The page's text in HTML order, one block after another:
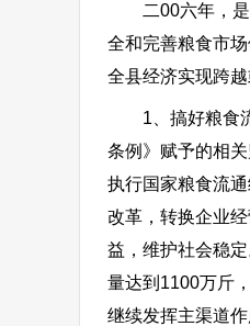
二00六年，是贯
全和完善粮食市
全县经济实现跨越
1、搞好粮食流
条例》赋予的相
执行国家粮食流
改革，转换企业
益，维护社会稳
量达到1100万斤
继续发挥主渠道作